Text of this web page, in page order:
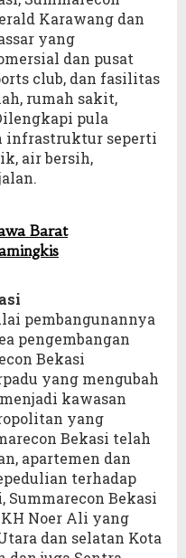
Karawang dan
yang
dan pusat
club, dan fasilitas
rumah sakit,
pula
infrastruktur seperti
air bersih,
Barat
pembangunannya
pengembangan
Bekasi
yang mengubah
kawasan
yang
Bekasi telah
apartemen dan
terhadap
Summarecon Bekasi
Noer Ali yang
dan selatan Kota